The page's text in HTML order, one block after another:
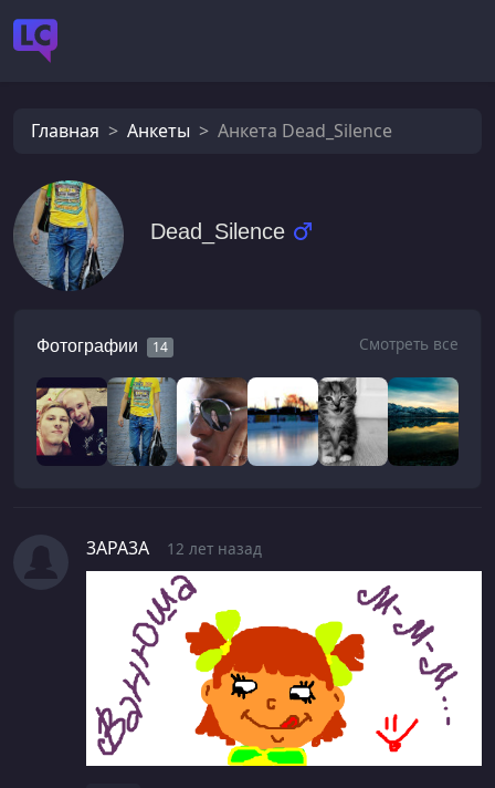
Главная Анкеты Анкета Dead_Silеncе
Dead_Silеncе
Фотографии 14 Смотреть все
3АРА3А 12 лет назад